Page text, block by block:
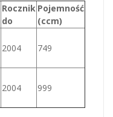
Rocznik
do
Pojemność
(ccm)
2004 749
2004 999